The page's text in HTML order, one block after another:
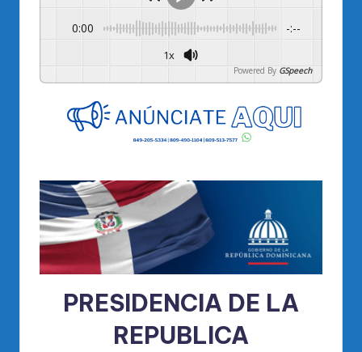
0:00 -:--
1x
Powered By GSpeech
PRESIDENCIA DE LA
REPUBLICA